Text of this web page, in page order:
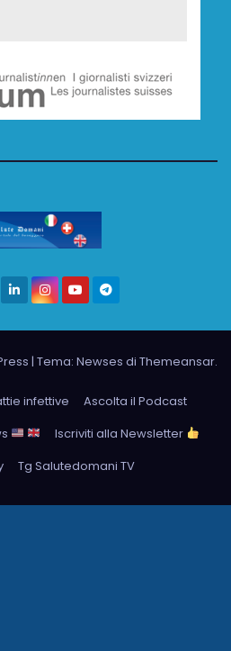
| Tema: Newses di Themeansar.
infettive
Ascolta il Podcast
Iscriviti alla Newsletter
Tg Salutedomani TV